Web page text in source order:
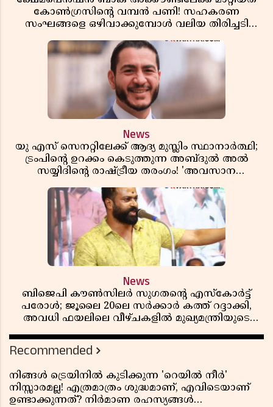
കോൺഗ്രസിന്റെ വമ്പൻ പണി! സഹകരണ
സംഘങ്ങളെ ഒഴിവാക്കുമ്പോൾ വലിയ തിരിച്ചടി
News
യു എസ് സെനറ്റിലേക്ക് ആദ്യ മുസ്ലിം സ്ഥാനാർത്ഥി;
ട്രംപിന്റെ ഉറക്കം കെടുത്തുന്ന അബ്ദുൽ അൽ
സയ്യിദിന്റെ രാഷ്ട്രീയ തരംഗം! 'അവസാന
News
ബിജെപി കൗൺസിലർ സുഗതന്റെ എസ്‌കോർട്ട്
പരോൾ; ജൂലൈ 20ലെ സർക്കാർ കത്ത് റദ്ദാക്കി,
അവധി ഫയലിലെ വീഴ്ചകളിൽ മുഖ്യമന്ത്രിയുടെ
Recommended
നിങ്ങൾ ട്രെയിനിൽ കുടിക്കുന്ന 'റെയിൽ നീർ'
നിസ്സാരമല്ല! എത്രമാത്രം ശുദ്ധമാണ്, എവിടെയാണ്
ഉണ്ടാക്കുന്നത്? നിർമാണ രഹസ്യങ്ങൾ